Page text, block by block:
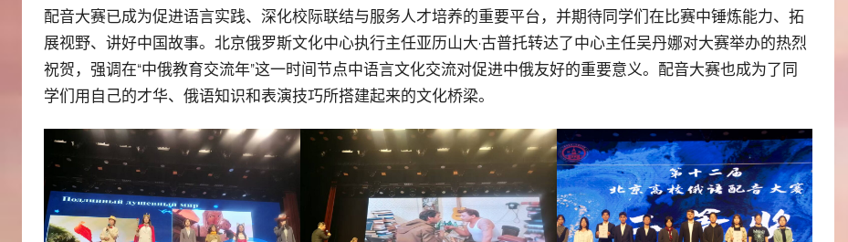
配音大赛已成为促进语言实践、深化校际联结与服务人才培养的重要平台，并期待同学们在比赛中锤炼能力、拓
展视野、讲好中国故事。北京俄罗斯文化中心执行主任亚历山大·古普托转达了中心主任吴丹娜对大赛举办的热烈
祝贺，强调在“中俄教育交流年”这一时间节点中语言文化交流对促进中俄友好的重要意义。配音大赛也成为了同
学们用自己的才华、俄语知识和表演技巧所搭建起来的文化桥梁。